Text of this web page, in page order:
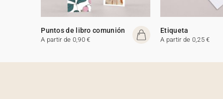
Puntos de libro comunión
A partir de 0,90 €
Etiqueta
A partir de 0,25 €